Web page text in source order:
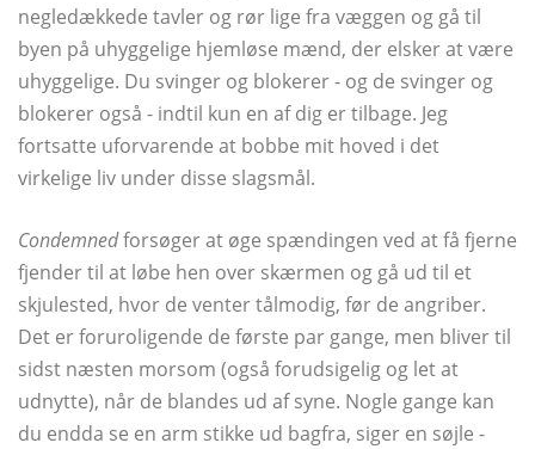
negledækkede tavler og rør lige fra væggen og gå til
byen på uhyggelige hjemløse mænd, der elsker at være
uhyggelige. Du svinger og blokerer - og de svinger og
blokerer også - indtil kun en af ​​dig er tilbage. Jeg
fortsatte uforvarende at bobbe mit hoved i det
virkelige liv under disse slagsmål.
Condemnedforsøger at øge spændingen ved at få fjerne
fjender til at løbe hen over skærmen og gå ud til et
skjulested, hvor de venter tålmodig, før de angriber.
Det er foruroligende de første par gange, men bliver til
sidst næsten morsom (også forudsigelig og let at
udnytte), når de blandes ud af syne. Nogle gange kan
du endda se en arm stikke ud bagfra, siger en søjle -